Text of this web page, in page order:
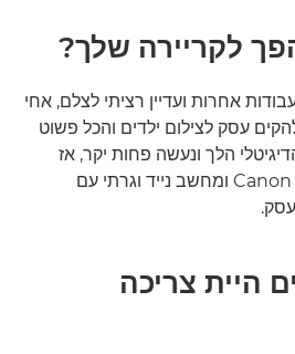
לקריירה שלך?
אחרות ועדיין רציתי לצלם, אחי
עסק לצילום ילדים והכל פשוט
הלך ונעשה פחות יקר, אז
קניתי מצלמת Canon EOS 10D ומחשב נייד וגרתי עם
היית צריכה